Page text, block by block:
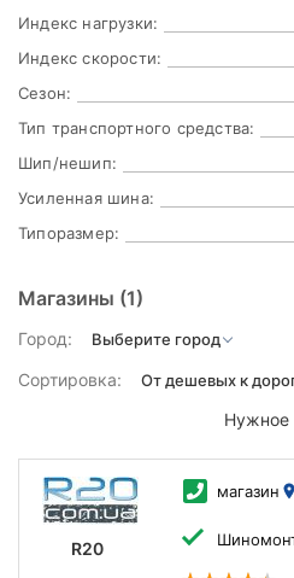
Индекс нагрузки:
Индекс скорости:
Сезон:
Тип транспортного средства:
Шип/нешип:
Усиленная шина:
Типоразмер:
Магазины (1)
Город:
Сортировка:
Нужное
R20
магазин